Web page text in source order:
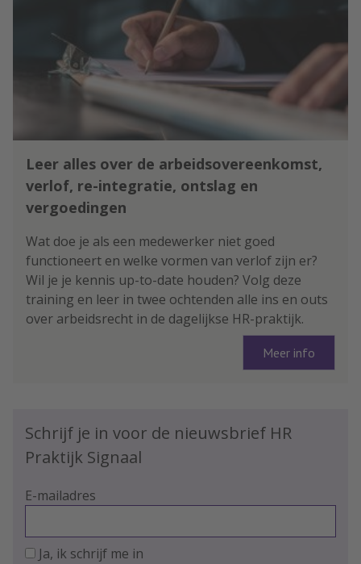
Leer alles over de arbeidsovereenkomst,
verlof, re-integratie, ontslag en
vergoedingen
Wat doe je als een medewerker niet goed
functioneert en welke vormen van verlof zijn er?
Wil je je kennis up-to-date houden? Volg deze
training en leer in twee ochtenden alle ins en outs
over arbeidsrecht in de dagelijkse HR-praktijk.
Meer info
Schrijf je in voor de nieuwsbrief HR
Praktijk Signaal
E-mailadres
Ja, ik schrijf me in